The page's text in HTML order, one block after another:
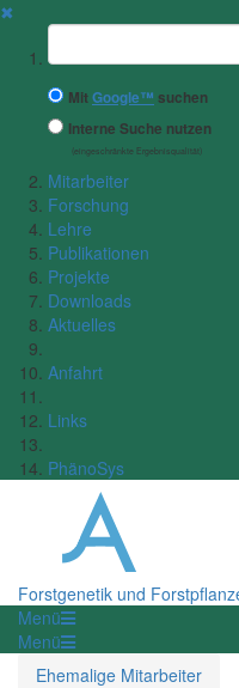
✖
Suchbegriff
MitGoogle™ suchen
Interne Suche nutzen
(eingeschränkte Ergebnisqualität)
Mitarbeiter
Forschung
Lehre
Publikationen
Projekte
Downloads
Aktuelles
Anfahrt
Links
PhänoSys
Forstgenetik und
Menü
Menü
Ehemalige Mitarbeiter